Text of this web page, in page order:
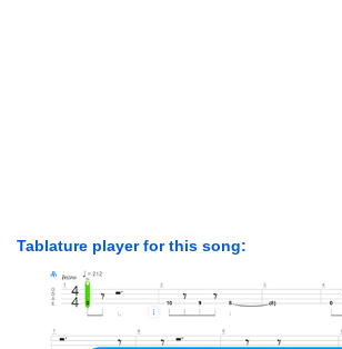
Tablature player for this song: